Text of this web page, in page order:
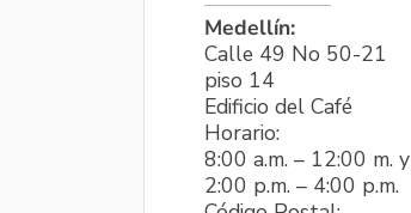
Medellín:
Calle 49 No 50-21
piso 14
Edificio del Café
Horario:
8:00 a.m. – 12:00 m. y
2:00 p.m. – 4:00 p.m.